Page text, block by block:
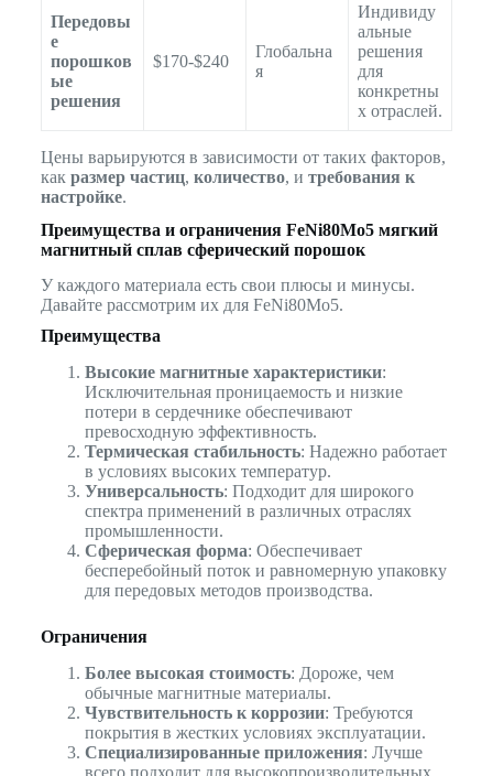
Передовы
е
порошков
ые
решения
$170-$240
Глобальна
я
Индивиду
альные
решения
для
конкретны
х отраслей.
Цены варьируются в зависимости от таких факторов,
как размер частиц, количество, и требования к
настройке.
Преимущества и ограничения FeNi80Mo5 мягкий
магнитный сплав сферический порошок
У каждого материала есть свои плюсы и минусы.
Давайте рассмотрим их для FeNi80Mo5.
Преимущества
Высокие магнитные характеристики:
Исключительная проницаемость и низкие
потери в сердечнике обеспечивают
превосходную эффективность.
Термическая стабильность: Надежно работает
в условиях высоких температур.
Универсальность: Подходит для широкого
спектра применений в различных отраслях
промышленности.
Сферическая форма: Обеспечивает
бесперебойный поток и равномерную упаковку
для передовых методов производства.
Ограничения
Более высокая стоимость: Дороже, чем
обычные магнитные материалы.
Чувствительность к коррозии: Требуются
покрытия в жестких условиях эксплуатации.
Специализированные приложения: Лучше
всего подходит для высокопроизводительных,